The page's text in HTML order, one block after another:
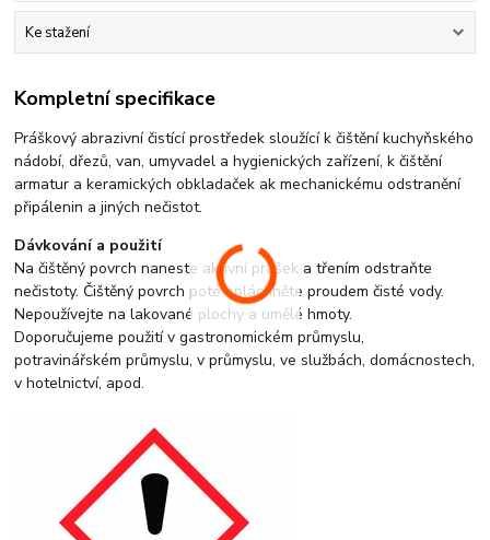
Ke stažení
Kompletní specifikace
Práškový abrazivní čistící prostředek sloužící k čištění kuchyňského
nádobí, dřezů, van, umyvadel a hygienických zařízení, k čištění
armatur a keramických obkladaček ak mechanickému odstranění
připálenin a jiných nečistot.
Dávkování a použití
Na čištěný povrch naneste aktivní prášek a třením odstraňte
nečistoty. Čištěný povrch poté opláchněte proudem čisté vody.
Nepoužívejte na lakované plochy a umělé hmoty.
Doporučujeme použití v gastronomickém průmyslu,
potravinářském průmyslu, v průmyslu, ve službách, domácnostech,
v hotelnictví, apod.